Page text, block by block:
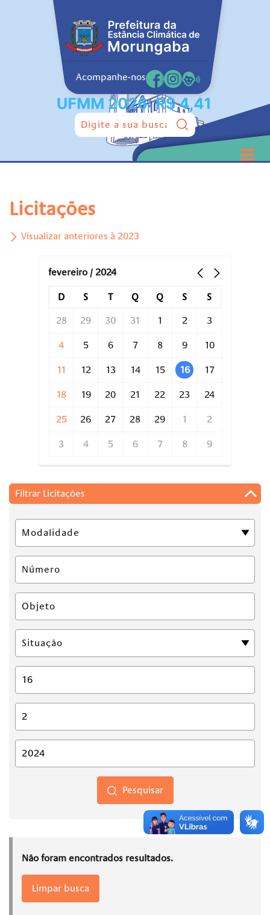
Acompanhe-nos
Pesquisar:
Licitações
Visualizar anteriores à 2023
fevereiro / 2024
D S T Q Q S S
28 29 30 31 1 2 3
4 5 6 7 8 9 10
11 12 13 14 15 16 17
18 19 20 21 22 23 24
25 26 27 28 29 1 2
3 4 5 6 7 8 9
Filtrar Licitações
Pesquisar
Não foram encontrados resultados.
Limpar busca